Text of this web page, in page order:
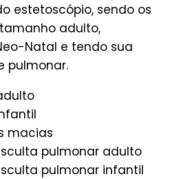
estetoscópio, sendo os
adulto,
Natal e tendo sua
pulmonar.
macias
pulmonar adulto
pulmonar infantil